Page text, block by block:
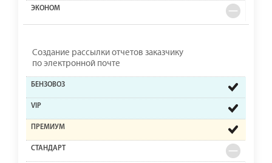
Создание рассылки отчетов заказчику
по электронной почте